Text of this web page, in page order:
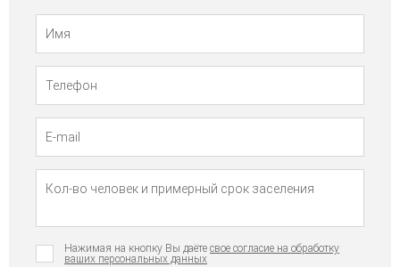
Нажимая на кнопку Вы даёте свое согласие на обработку
ваших персональных данных